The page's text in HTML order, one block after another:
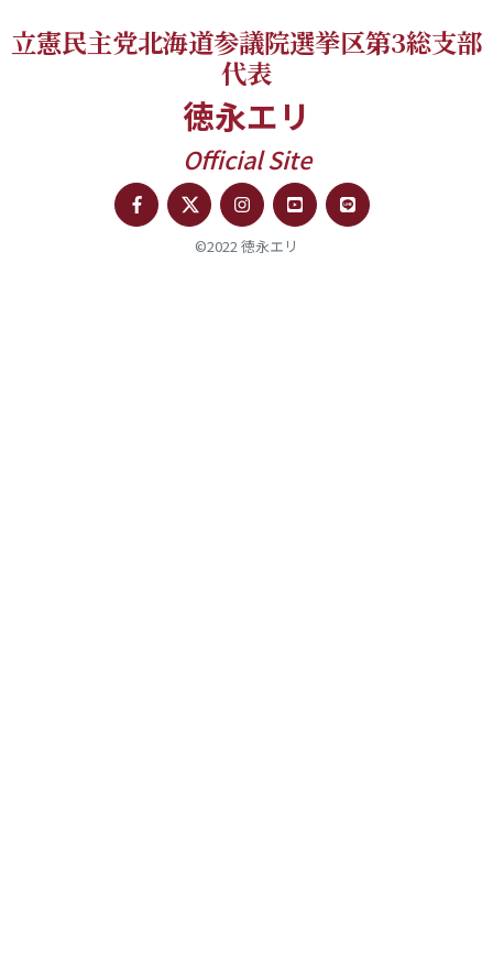
立憲民主党北海道参議院選挙区第3総支部
代表
徳永エリ
Official Site
©2022 徳永エリ